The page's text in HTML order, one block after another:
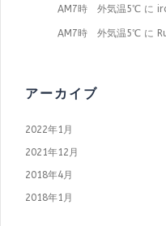
AM7時 外気温5℃ に
AM7時 外気温5℃ に
アーカイブ
2022年1月
2021年12月
2018年4月
2018年1月